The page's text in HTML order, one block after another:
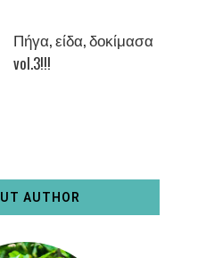
Πήγα, είδα, δοκίμασα
vol.3!!!
AUTHOR